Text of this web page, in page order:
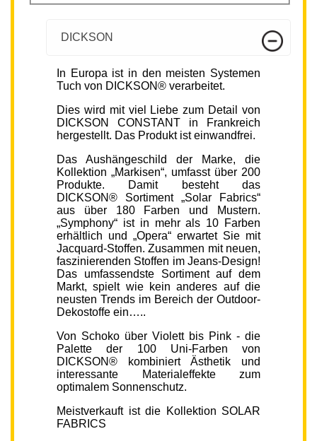
DICKSON
In Europa ist in den meisten Systemen
Tuch von DICKSON® verarbeitet.
Dies wird mit viel Liebe zum Detail von
DICKSON CONSTANT in Frankreich
hergestellt. Das Produkt ist einwandfrei.
Das Aushängeschild der Marke, die
Kollektion „Markisen“, umfasst über 200
Produkte. Damit besteht das
DICKSON® Sortiment „Solar Fabrics“
aus über 180 Farben und Mustern.
„Symphony“ ist in mehr als 10 Farben
erhältlich und „Opera“ erwartet Sie mit
Jacquard-Stoffen. Zusammen mit neuen,
faszinierenden Stoffen im Jeans-Design!
Das umfassendste Sortiment auf dem
Markt, spielt wie kein anderes auf die
neusten Trends im Bereich der Outdoor-
Dekostoffe ein…..
Von Schoko über Violett bis Pink - die
Palette der 100 Uni-Farben von
DICKSON® kombiniert Ästhetik und
interessante Materialeffekte zum
optimalem Sonnenschutz.
Meistverkauft ist die Kollektion SOLAR
FABRICS